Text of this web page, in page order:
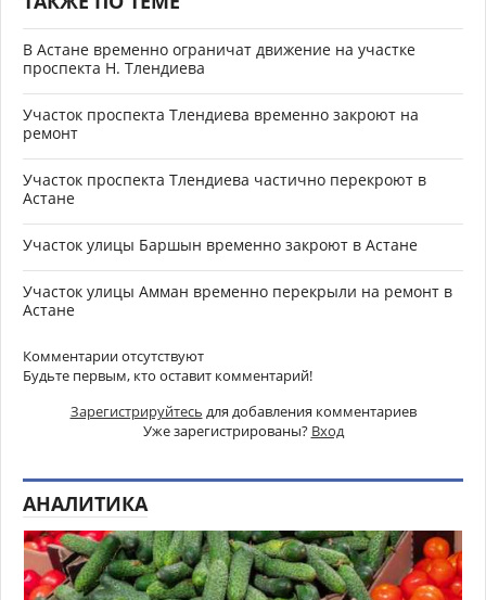
В Астане временно ограничат движение на участке
проспекта Н. Тлендиева
Участок проспекта Тлендиева временно закроют на
ремонт
Участок проспекта Тлендиева частично перекроют в
Астане
Участок улицы Баршын временно закроют в Астане
Участок улицы Амман временно перекрыли на ремонт в
Астане
Комментарии отсутствуют
Будьте первым, кто оставит комментарий!
Зарегистрируйтесь для добавления комментариев
Уже зарегистрированы? Вход
АНАЛИТИКА